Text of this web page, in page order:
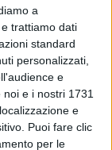
a
trattiamo dati
standard
personalizzati,
e
e i nostri 1731
e
Puoi fare clic
per le